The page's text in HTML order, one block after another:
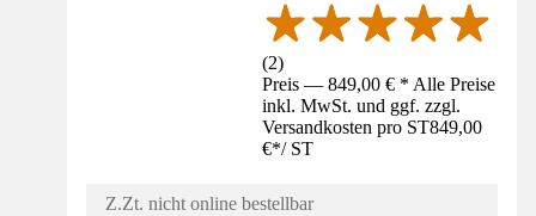
(2)
Preis — 849,00 € * Alle Preise
inkl. MwSt. und ggf. zzgl.
Versandkosten pro ST849,00
€*/ ST
Z.Zt. nicht online bestellbar